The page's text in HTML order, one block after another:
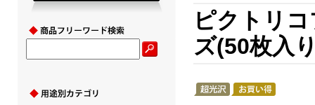
ピクトリ
ズ(50枚入